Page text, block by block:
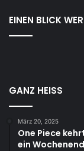
EINEN BLICK
GANZ HEISS
März 20, 2025
One Piece
ein